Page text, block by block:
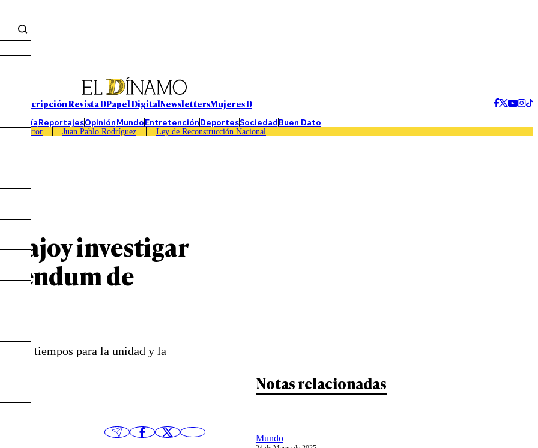
Suscripción Revista DPapel DigitalNewslettersMujeres D
EconomíaReportajesOpiniónMundoEntretenciónDeportesSociedadBuen Dato
Caso Sartor Juan Pablo Rodríguez Ley de Reconstrucción Nacional
Rajoy investigar
de
son tiempos para la unidad y la
Notas relacionadas
Mundo